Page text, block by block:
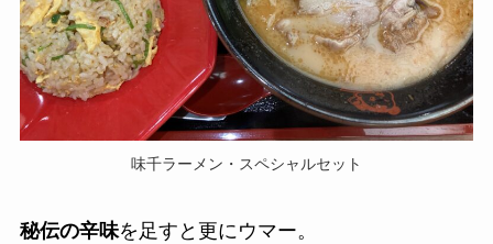
味千ラーメン・スペシャルセット
秘伝の辛味を足すと更にウマー。